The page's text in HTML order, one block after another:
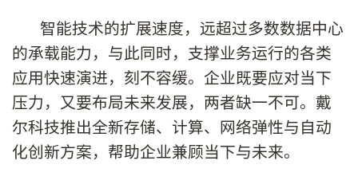
智能技术的扩展速度，远超过多数数据中心
的承载能力，与此同时，支撑业务运行的各类
应用快速演进，刻不容缓。企业既要应对当下
压力，又要布局未来发展，两者缺一不可。戴
尔科技推出全新存储、计算、网络弹性与自动
化创新方案，帮助企业兼顾当下与未来。